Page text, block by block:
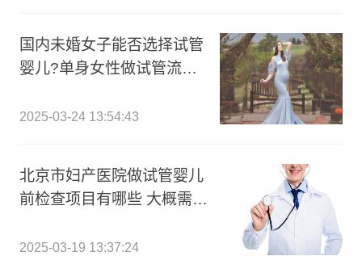
国内未婚女子能否选择试管
婴儿?单身女性做试管流程
2025-03-24 13:54:43
北京市妇产医院做试管婴儿
前检查项目有哪些 大概需要
2025-03-19 13:37:24